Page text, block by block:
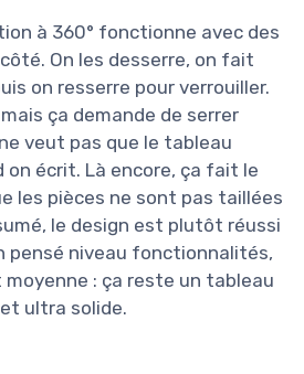
à 360° fonctionne avec des
On les desserre, on fait
on resserre pour verrouiller.
ça demande de serrer
veut pas que le tableau
on écrit. Là encore, ça fait le
les pièces ne sont pas taillées
le design est plutôt réussi
pensé niveau fonctionnalités,
moyenne : ça reste un tableau
ultra solide.